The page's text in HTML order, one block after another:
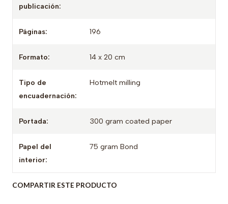
publicación:
Páginas: 196
Formato: 14 x 20 cm
Tipo de
encuadernación:
Hotmelt milling
Portada: 300 gram coated paper
Papel del
interior:
75 gram Bond
COMPARTIR ESTE PRODUCTO